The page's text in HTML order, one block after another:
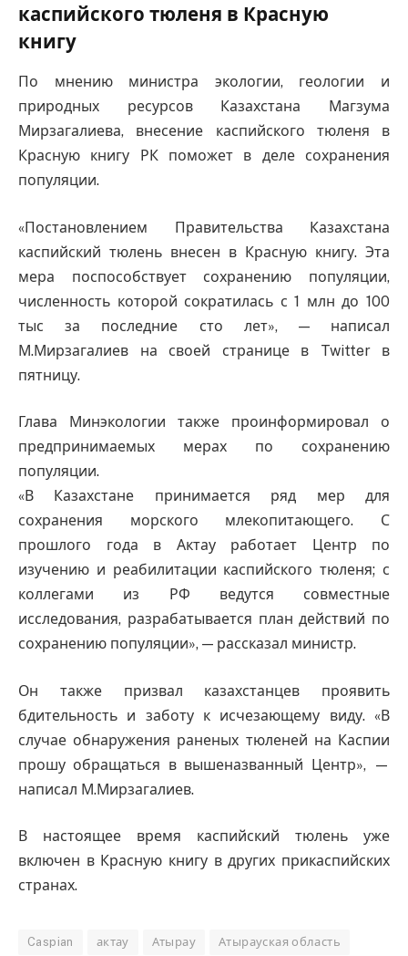
каспийского тюленя в Красную
книгу
По мнению министра экологии, геологии и
природных ресурсов Казахстана Магзума
Мирзагалиева, внесение каспийского тюленя в
Красную книгу РК поможет в деле сохранения
популяции.
«Постановлением Правительства Казахстана
каспийский тюлень внесен в Красную книгу. Эта
мера поспособствует сохранению популяции,
численность которой сократилась с 1 млн до 100
тыс за последние сто лет», — написал
М.Мирзагалиев на своей странице в Twitter в
пятницу.
Глава Минэкологии также проинформировал о
предпринимаемых мерах по сохранению
популяции.
«В Казахстане принимается ряд мер для
сохранения морского млекопитающего. С
прошлого года в Актау работает Центр по
изучению и реабилитации каспийского тюленя; с
коллегами из РФ ведутся совместные
исследования, разрабатывается план действий по
сохранению популяции», — рассказал министр.
Он также призвал казахстанцев проявить
бдительность и заботу к исчезающему виду. «В
случае обнаружения раненых тюленей на Каспии
прошу обращаться в вышеназванный Центр», —
написал М.Мирзагалиев.
В настоящее время каспийский тюлень уже
включен в Красную книгу в других прикаспийских
странах.
Caspian актау Атырау Атырауская область